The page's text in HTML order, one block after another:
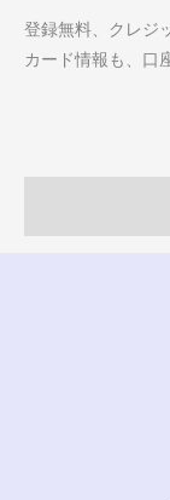
登録無料、クレジ
カード情報も、口